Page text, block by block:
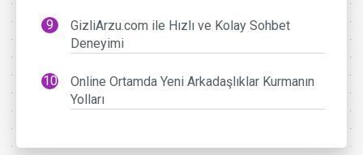
GizliArzu.com ile Hızlı ve Kolay Sohbet
Deneyimi
Online Ortamda Yeni Arkadaşlıklar Kurmanın
Yolları